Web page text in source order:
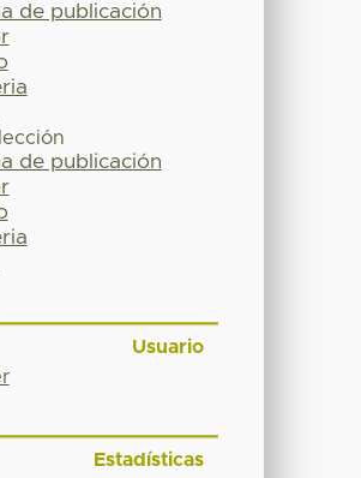
de publicación
de publicación
Usuario
Estadísticas